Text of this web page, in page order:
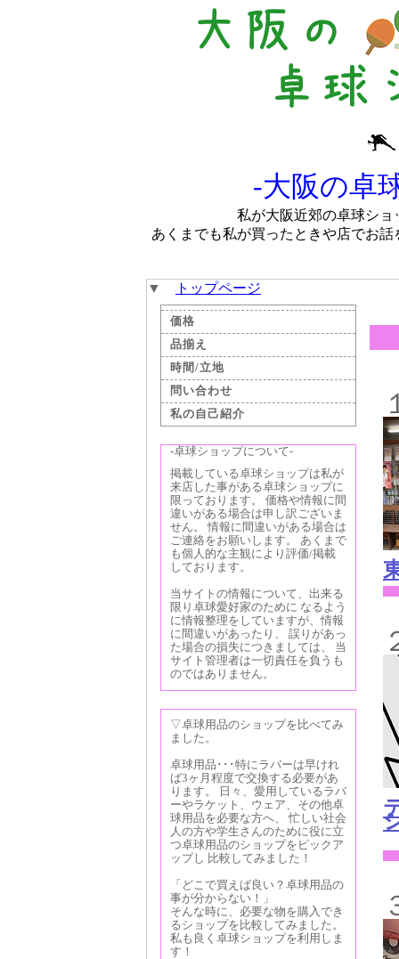
-大阪の卓
私が大阪近郊の卓球シ
あくまでも私が買ったときや店でお
▼ トップページ
価格
品揃え
時間/立地
問い合わせ
私の自己紹介
-卓球ショップについて-
掲載している卓球ショップは私が
来店した事がある卓球ショップに
限っております。 価格や情報に間
違いがある場合は申し訳ございま
せん。 情報に間違いがある場合は
ご連絡をお願いします。 あくまで
も個人的な主観により評価/掲載
しております。
当サイトの情報について、出来る
限り卓球愛好家のために なるよう
に情報整理をしていますが、情報
に間違いがあったり、 誤りがあっ
た場合の損失につきましては、 当
サイト管理者は一切責任を負うも
のではありません。
▽卓球用品のショップを比べてみ
ました。
卓球用品･･･特にラバーは早けれ
ば3ヶ月程度で交換する必要があ
ります。 日々、愛用しているラバ
ーやラケット、ウェア、その他卓
球用品を必要な方へ、 忙しい社会
人の方や学生さんのために役に立
つ卓球用品のショップをピックア
ップし 比較してみました！
「どこで買えば良い？卓球用品の
事が分からない！」
そんな時に、必要な物を購入でき
るショップを比較してみました。
私も良く卓球ショップを利用しま
す！